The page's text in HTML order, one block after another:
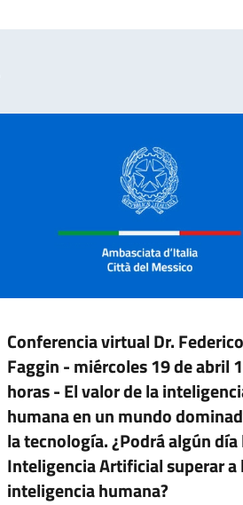
Conferencia virtual Dr. Federico
Faggin - miércoles 19 de abril
horas - El valor de la
humana en un mundo
la tecnología. ¿Podrá algún día
Inteligencia Artificial superar a
inteligencia humana?